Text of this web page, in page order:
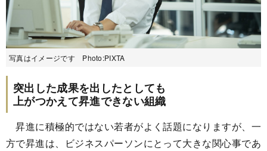
写真はイメージです Photo:PIXTA
突出した成果を出したとしても
上がつかえて昇進できない組織
昇進に積極的ではない若者がよく話題になりますが、一
方で昇進は、ビジネスパーソンにとって大きな関心事であ